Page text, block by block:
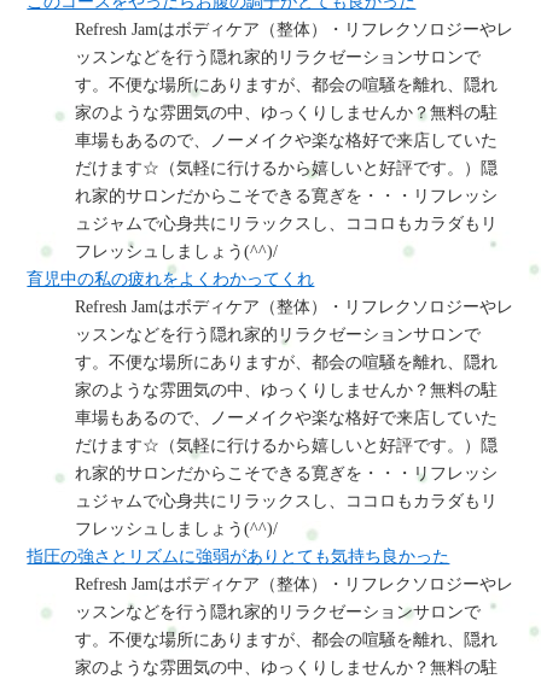
Refresh Jamはボディケア（整体）・リフレクソロジーやレ
ッスンなどを行う隠れ家的リラクゼーションサロンで
す。不便な場所にありますが、都会の喧騒を離れ、隠れ
家のような雰囲気の中、ゆっくりしませんか？無料の駐
車場もあるので、ノーメイクや楽な格好で来店していた
だけます☆（気軽に行けるから嬉しいと好評です。）隠
れ家的サロンだからこそできる寛ぎを・・・リフレッシ
ュジャムで心身共にリラックスし、ココロもカラダもリ
フレッシュしましょう(^^)/
育児中の私の疲れをよくわかってくれ
Refresh Jamはボディケア（整体）・リフレクソロジーやレ
ッスンなどを行う隠れ家的リラクゼーションサロンで
す。不便な場所にありますが、都会の喧騒を離れ、隠れ
家のような雰囲気の中、ゆっくりしませんか？無料の駐
車場もあるので、ノーメイクや楽な格好で来店していた
だけます☆（気軽に行けるから嬉しいと好評です。）隠
れ家的サロンだからこそできる寛ぎを・・・リフレッシ
ュジャムで心身共にリラックスし、ココロもカラダもリ
フレッシュしましょう(^^)/
指圧の強さとリズムに強弱がありとても気持ち良かった
Refresh Jamはボディケア（整体）・リフレクソロジーやレ
ッスンなどを行う隠れ家的リラクゼーションサロンで
す。不便な場所にありますが、都会の喧騒を離れ、隠れ
家のような雰囲気の中、ゆっくりしませんか？無料の駐